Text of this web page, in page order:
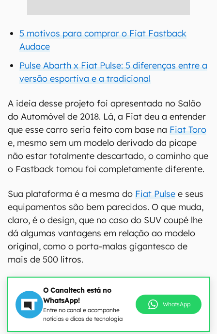
5 motivos para comprar o Fiat Fastback
Audace
Pulse Abarth x Fiat Pulse: 5 diferenças entre a
versão esportiva e a tradicional
A ideia desse projeto foi apresentada no Salão
do Automóvel de 2018. Lá, a Fiat deu a entender
que esse carro seria feito com base na Fiat Toro
e, mesmo sem um modelo derivado da picape
não estar totalmente descartado, o caminho que
o Fastback tomou foi completamente diferente.
Sua plataforma é a mesma do Fiat Pulse e seus
equipamentos são bem parecidos. O que muda,
claro, é o design, que no caso do SUV coupé lhe
dá algumas vantagens em relação ao modelo
original, como o porta-malas gigantesco de
mais de 500 litros.
O Canaltech está no
WhatsApp!
Entre no canal e acompanhe
notícias e dicas de tecnologia
WhatsApp